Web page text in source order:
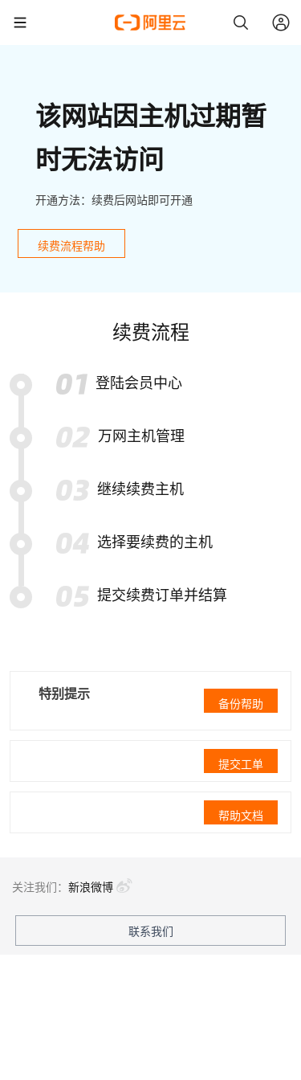
该网站因主机过期暂
时无法访问
开通方法：续费后网站即可开通
续费流程帮助
续费流程
登陆会员中心
万网主机管理
继续续费主机
选择要续费的主机
提交续费订单并结算
特别提示
备份帮助
提交工单
帮助文档